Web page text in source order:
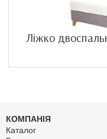
Ліжко
КОМПАНІЯ
Каталог